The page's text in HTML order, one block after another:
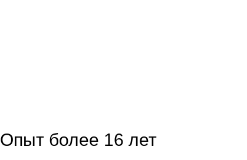
Опыт более 16 лет